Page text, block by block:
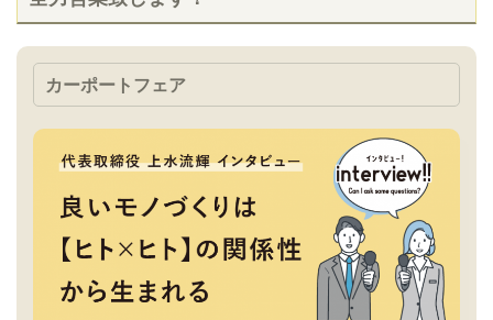
カーポートフェア